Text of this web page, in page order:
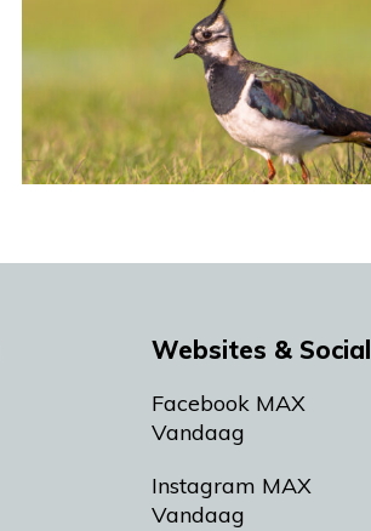
Websites & Social
Facebook MAX
Vandaag
Instagram MAX
Vandaag